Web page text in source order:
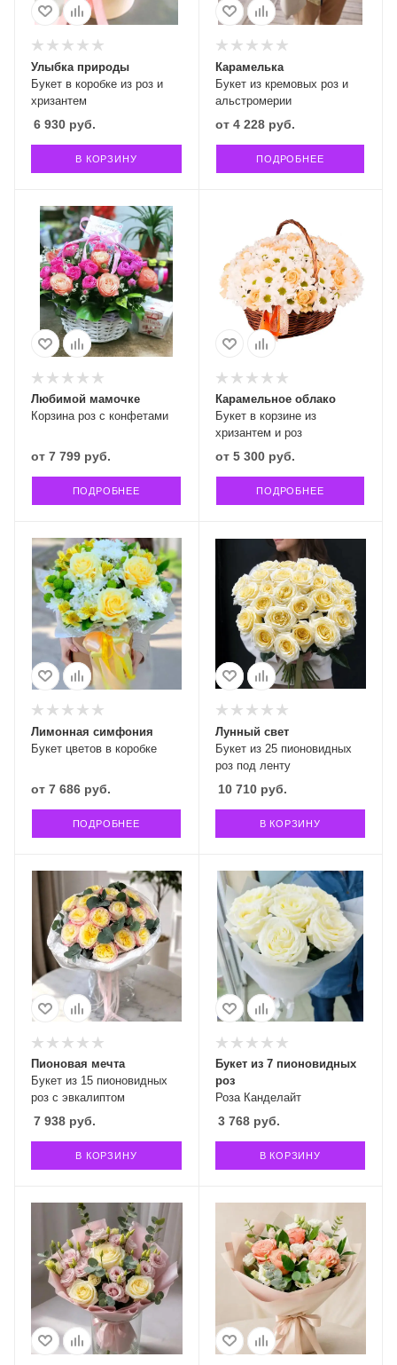
Букет в коробке из роз и
хризантем
Улыбка природы
6 930 руб.
В КОРЗИНУ
Букет из кремовых роз и
альстромерии
Карамелька
от 4 228 руб.
ПОДРОБНЕЕ
Корзина роз с конфетами
Любимой мамочке
от 7 799 руб.
ПОДРОБНЕЕ
Букет в корзине из
хризантем и роз
Карамельное облако
от 5 300 руб.
ПОДРОБНЕЕ
Букет цветов в коробке
Лимонная симфония
от 7 686 руб.
ПОДРОБНЕЕ
Букет из 25 пионовидных
роз под ленту
Лунный свет
10 710руб.
В КОРЗИНУ
Букет из 15 пионовидных
роз с эвкалиптом
Пионовая мечта
7 938 руб.
В КОРЗИНУ
Роза Канделайт
Букет из 7 пионовидных
роз
3 768руб.
В КОРЗИНУ